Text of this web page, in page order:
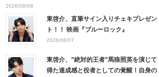
2026/08/08
東啓介、直筆サイン入りチェキプレゼン
ト！！ 映画『ブルーロック』
2026/08/07
東啓介、”絶対的王者”馬狼照英を演じて
得た達成感と役者としての覚醒！自身の